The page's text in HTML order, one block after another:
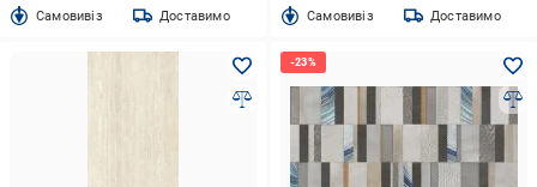
Cамовивіз Доставимо Cамовивіз Доставимо